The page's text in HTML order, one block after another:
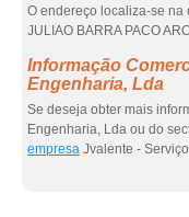
O endereço localiza-se na
JULIAO BARRA PACO
Informação
Engenharia, Lda
Se deseja obter mais
Engenharia, Lda ou do
empresa Jvalente -